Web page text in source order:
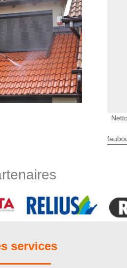
et suivant les règles
Fiez-vous à leur savoir-
plate. Pour maximiser la
services